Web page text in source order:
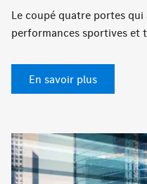
Le coupé quatre portes qui
performances sportives et
En savoir plus